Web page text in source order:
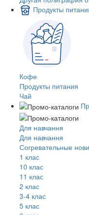
Продукты
Кофе
Продукты питания
Чай
Для навчання
Для навчання
Согревательные
1 клас
10 клас
11 клас
2 клас
3-4 клас
5 клас